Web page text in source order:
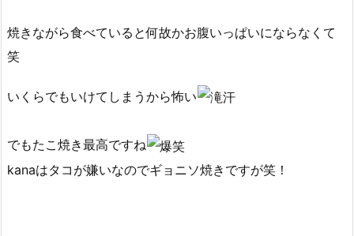
焼きながら食べていると何故かお腹いっぱいにならなくて
笑
いくらでもいけてしまうから怖い
でもたこ焼き最高ですね
kanaはタコが嫌いなのでギョニソ焼きですが笑！